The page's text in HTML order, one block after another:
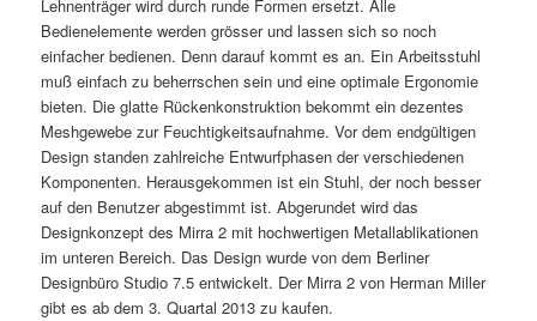
Lehnenträger wird durch runde Formen ersetzt. Alle
Bedienelemente werden grösser und lassen sich so noch
einfacher bedienen. Denn darauf kommt es an. Ein Arbeitsstuhl
muß einfach zu beherrschen sein und eine optimale Ergonomie
bieten. Die glatte Rückenkonstruktion bekommt ein dezentes
Meshgewebe zur Feuchtigkeitsaufnahme. Vor dem endgültigen
Design standen zahlreiche Entwurfphasen der verschiedenen
Komponenten. Herausgekommen ist ein Stuhl, der noch besser
auf den Benutzer abgestimmt ist. Abgerundet wird das
Designkonzept des Mirra 2 mit hochwertigen Metallablikationen
im unteren Bereich. Das Design wurde von dem Berliner
Designbüro Studio 7.5 entwickelt. Der Mirra 2 von Herman Miller
gibt es ab dem 3. Quartal 2013 zu kaufen.